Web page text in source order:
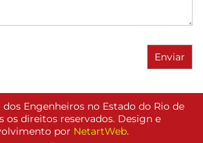
Engenheiros no Estado do Rio de
os direitos reservados. Design e
por NetartWeb.